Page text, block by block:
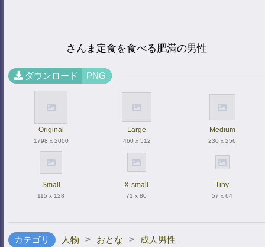
さんま定食を食べる肥満の男性
ダウンロード PNG
Original
1798 x 2000
Large
460 x 512
Medium
230 x 256
Small
115 x 128
X-small
71 x 80
Tiny
57 x 64
カテゴリ 人物 > おとな >
成人男性